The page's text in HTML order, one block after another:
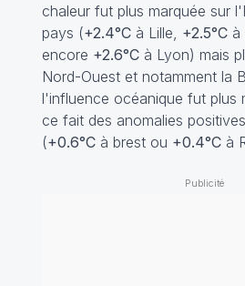
chaleur fut plus marquée sur
pays (+2.4°Cà Lille, +2.5°Cà
encore +2.6°Cà Lyon) mais
Nord-Ouest et notamment la
l'influence océanique fut plus
ce fait des anomalies
(+0.6°Cà brest ou +0.4°Cà